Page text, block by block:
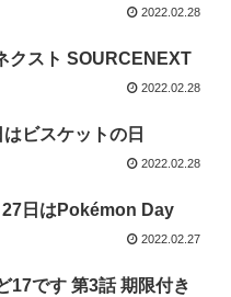
2022.02.28
クスト SOURCENEXT
2022.02.28
ビスケットの日
2022.02.28
日はPokémon Day
2022.02.27
17です 第3話 期限付き